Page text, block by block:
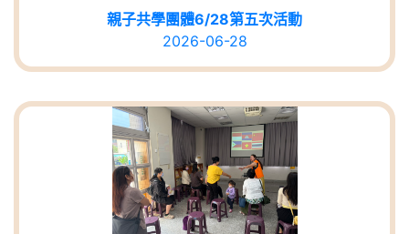
親子共學團體6/28第五次活動
2026-06-28